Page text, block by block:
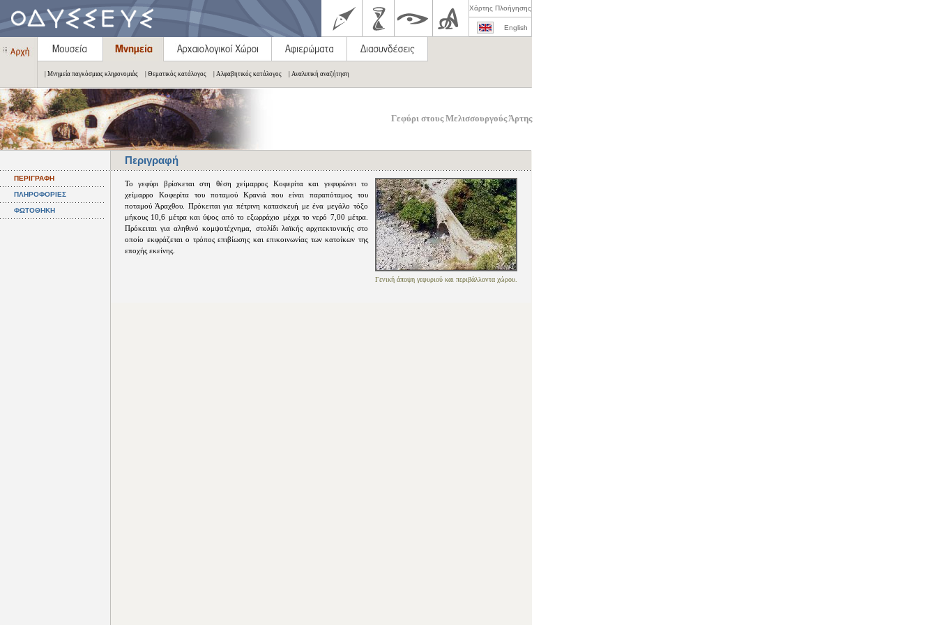
Χάρτης Πλοήγησης
English
| Μνημεία παγκόσμιας κληρονομιάς | Θεματικός κατάλογος | Αλφαβητικός κατάλογος | Αναλυτική αναζήτηση
Γεφύρι στους Μελισσουργούς Άρτης
Περιγραφή
ΠΕΡΙΓΡΑΦΗ
ΠΛΗΡΟΦΟΡΙΕΣ
ΦΩΤΟΘΗΚΗ
Γενική άποψη γεφυριού και περιβάλλοντα χώρου.
Το γεφύρι βρίσκεται στη θέση χείμαρρος Κοφερίτα και γεφυρώνει το
χείμαρρο Κοφερίτα του ποταμού Κρανιά που είναι παραπόταμος του
ποταμού Άραχθου. Πρόκειται για πέτρινη κατασκευή με ένα μεγάλο τόξο
μήκους 10,6 μέτρα και ύψος από το εξωρράχιο μέχρι το νερό 7,00 μέτρα.
Πρόκειται για αληθινό κομψοτέχνημα, στολίδι λαϊκής αρχιτεκτονικής στο
οποίο εκφράζεται ο τρόπος επιβίωσης και επικοινωνίας των κατοίκων της
εποχής εκείνης.